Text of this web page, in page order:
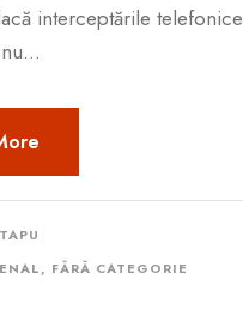
interceptările telefonice
, FĂRĂ CATEGORIE